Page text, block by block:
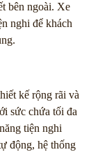
bên ngoài. Xe
nghi để khách
kế rộng rãi và
sức chứa tối đa
tiện nghi
động, hệ thống